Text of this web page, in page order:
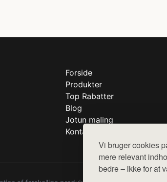
Vi bruger cookies
mere relevant
bedre – ikke for at
Forside
Produkter
Top Rabatter
Blog
Jotun maling
Kontakt